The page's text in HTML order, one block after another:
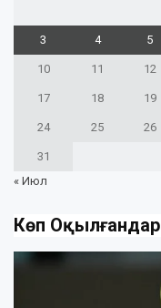
3 4 5
10 11 12
17 18 19
24 25 26
31
« Июл
Көп Оқылғандар